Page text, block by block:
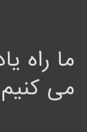
ما راه
می کنیم